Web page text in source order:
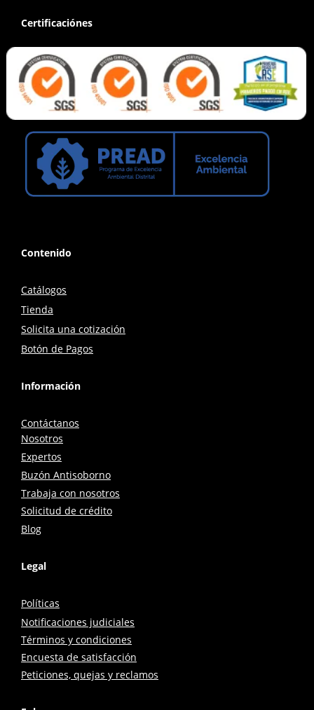
Certificaciónes
Contenido
Catálogos
Tienda
Solicita una cotización
Botón de Pagos
Información
Contáctanos
Nosotros
Expertos
Buzón Antisoborno
Trabaja con nosotros
Solicitud de crédito
Blog
Legal
Políticas
Notificaciones judiciales
Términos y condiciones
Encuesta de satisfacción
Peticiones, quejas y reclamos